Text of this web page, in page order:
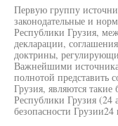
Первую группу
законодательные и
Республики Грузия,
декларации,
доктрины,
Важнейшими
полнотой представить
Грузия, являются
Республики Грузия (24
безопасности Грузии24